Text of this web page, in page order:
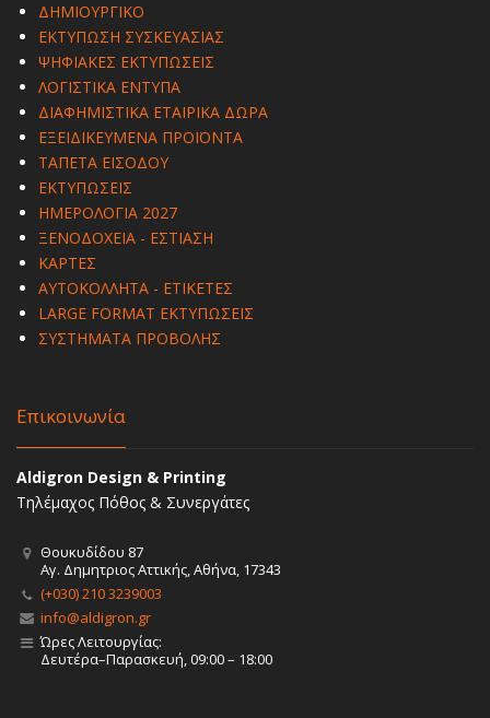
ΔΗΜΙΟΥΡΓΙΚΟ
ΕΚΤΥΠΩΣΗ ΣΥΣΚΕΥΑΣΙΑΣ
ΨΗΦΙΑΚΕΣ ΕΚΤΥΠΩΣΕΙΣ
ΛΟΓΙΣΤΙΚΑ ΕΝΤΥΠΑ
ΔΙΑΦΗΜΙΣΤΙΚΑ ΕΤΑΙΡΙΚΑ ΔΩΡΑ
ΕΞΕΙΔΙΚΕΥΜΕΝΑ ΠΡΟΪΟΝΤΑ
ΤΑΠΕΤΑ ΕΙΣΟΔΟΥ
ΕΚΤΥΠΩΣΕΙΣ
ΗΜΕΡΟΛΟΓΙΑ 2027
ΞΕΝΟΔΟΧΕΙΑ - ΕΣΤΙΑΣΗ
ΚΑΡΤΕΣ
ΑΥΤΟΚΟΛΛΗΤΑ - ΕΤΙΚΕΤΕΣ
LARGE FORMAT ΕΚΤΥΠΩΣΕΙΣ
ΣΥΣΤΗΜΑΤΑ ΠΡΟΒΟΛΗΣ
Επικοινωνία
Aldigron Design & Printing
Τηλέμαχος Πόθος & Συνεργάτες
Θουκυδίδου 87
Αγ. Δημητριος Αττικής, Αθήνα, 17343
(+030) 210 3239003
info@aldigron.gr
Ώρες Λειτουργίας:
Δευτέρα–Παρασκευή, 09:00 – 18:00